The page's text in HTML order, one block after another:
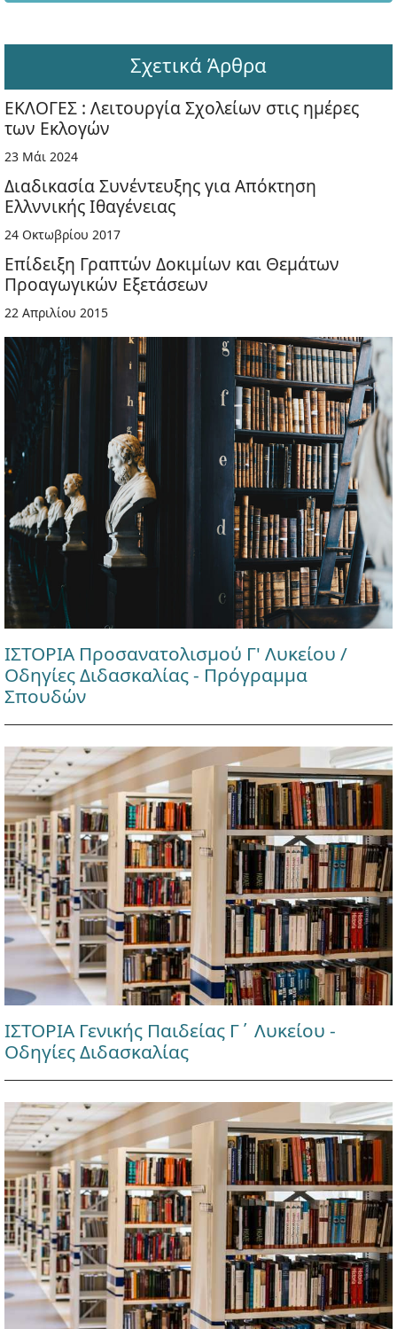
Σχετικά Άρθρα
ΕΚΛΟΓΕΣ : Λειτουργία Σχολείων στις ημέρες
των Εκλογών
23 Μάι 2024
Διαδικασία Συνέντευξης για Απόκτηση
Ελλννικής Ιθαγένειας
24 Οκτωβρίου 2017
Επίδειξη Γραπτών Δοκιμίων και Θεμάτων
Προαγωγικών Εξετάσεων
22 Απριλίου 2015
ΙΣΤΟΡΙΑ Προσανατολισμού Γ' Λυκείου /
Οδηγίες Διδασκαλίας - Πρόγραμμα
Σπουδών
ΙΣΤΟΡΙΑ Γενικής Παιδείας Γ΄ Λυκείου -
Οδηγίες Διδασκαλίας